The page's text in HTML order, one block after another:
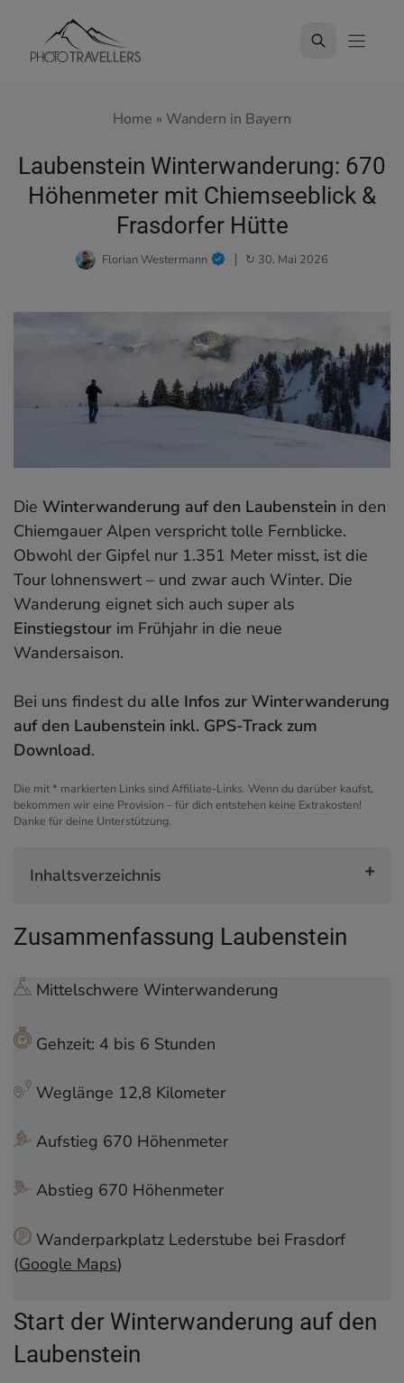
springen
Home » Wandern in Bayern
Laubenstein Winterwanderung: 670
Höhenmeter mit Chiemseeblick &
Frasdorfer Hütte
Florian Westermann ↻ 30. Mai 2026
Die Winterwanderung auf den Laubenstein in den
Chiemgauer Alpen verspricht tolle Fernblicke.
Obwohl der Gipfel nur 1.351 Meter misst, ist die
Tour lohnenswert – und zwar auch Winter. Die
Wanderung eignet sich auch super als
Einstiegstour im Frühjahr in die neue
Wandersaison.
Bei uns findest du alle Infos zur Winterwanderung
auf den Laubenstein inkl. GPS-Track zum
Download.
Die mit * markierten Links sind Affiliate-Links. Wenn du darüber kaufst,
bekommen wir eine Provision – für dich entstehen keine Extrakosten!
Danke für deine Unterstützung.
Inhaltsverzeichnis
Start der Winterwanderung auf den Laubenstein
Die Frasdorfer Hütte
Den Laubenstein im Blick
Der Rückweg
den Laubenstein wissen
Winter-Wanderführer für die Bayerischen Alpen
Zusammenfassung Laubenstein
Mittelschwere Winterwanderung
Gehzeit: 4 bis 6 Stunden
Weglänge 12,8 Kilometer
Aufstieg 670 Höhenmeter
Abstieg 670 Höhenmeter
Wanderparkplatz Lederstube bei Frasdorf
(Google Maps)
Start der Winterwanderung auf den
Laubenstein